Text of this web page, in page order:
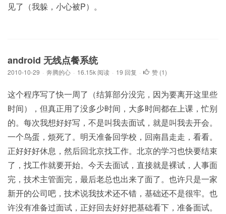
见了（我躲，小心被P）。
android 无线点餐系统
2010-10-29 · 奔腾的心 · 16.15k 阅读 · 19 回复 · 赞 (1)
这个程序写了快一周了（结算部分没完，因为要离开这里些
时间），但真正用了没多少时间，大多时间都在上课，忙别
的。每次我想好好写，不是叫我去面试，就是叫我去开会。
一个鸟蛋，烦死了。明天准备回学校，回南昌走走，看看。
正好好好休息，然后回北京找工作。北京的学习也快要结束
了，找工作就要开始。今天去面试，直接就是裸试，人事面
完，技术主管面完，最后老总也出来了面了。也许只是一家
新开的公司吧，技术说我技术还不错，基础还不是很牢。也
许没有准备过面试，正好回去好好把基础看下，准备面试。